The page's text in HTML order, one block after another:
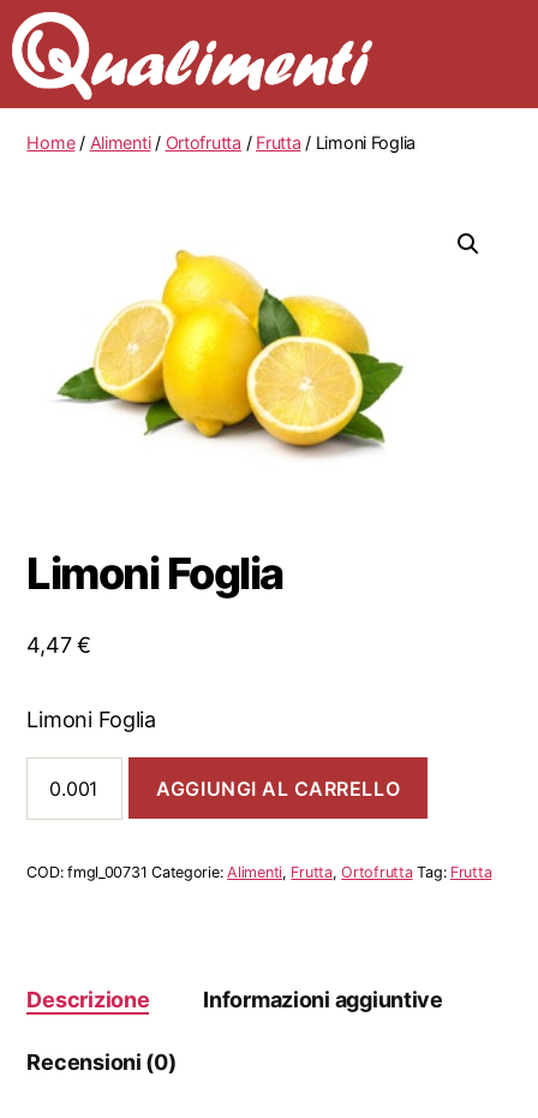
Home/ Alimenti/ Ortofrutta / Frutta / Limoni Foglia
Limoni Foglia
4,47€
Limoni Foglia
Foglia
quantità
AGGIUNGI AL CARRELLO
COD:fmgl_00731 Categorie:Alimenti, Frutta,Ortofrutta Tag: Frutta
Descrizione Informazioni aggiuntive
Recensioni (0)